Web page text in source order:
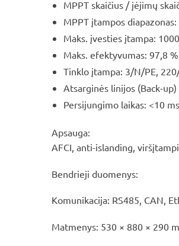
MPPT skaičius / įėjimų
MPPT įtampos
Maks. įvesties įtampa:
Maks. efektyvumas: 97,8 %
Tinklo įtampa: 3/N/PE,
Atsarginės linijos (Back-
Persijungimo laikas: <10 ms
Apsauga:
AFCI, anti-islanding,
Bendrieji duomenys:
Komunikacija: RS485, CAN,
Matmenys: 530 × 880 × 290